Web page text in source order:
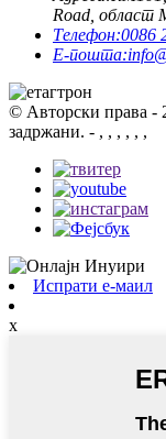
Road, област
Телефон:0086
Е-пошта:
© Авторски права -
задржани. - , , , , , ,
Испрати е-маил
x